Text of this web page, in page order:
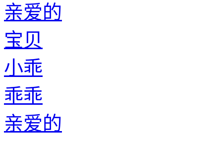
亲爱的
宝贝
小乖
乖乖
亲爱的